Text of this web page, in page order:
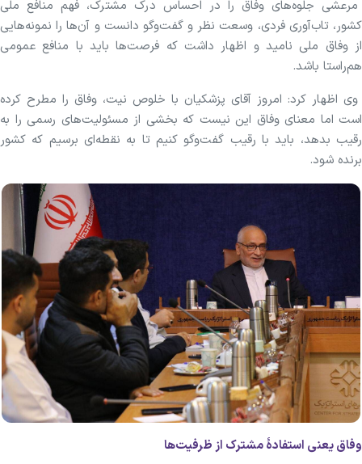
مرعشی جلوه‌های وفاق را در احساس درک مشترک، فهم منافع ملی
کشور، تاب‌آوری فردی، وسعت نظر و گفت‌وگو دانست و آن‌ها را نمونه‌هایی
از وفاق ملی نامید و اظهار داشت که فرصت‌ها باید با منافع عمومی
هم‌راستا باشد.
وی اظهار کرد: امروز آقای پزشکیان با خلوص نیت، وفاق را مطرح کرده
است اما معنای وفاق این نیست که بخشی از مسئولیت‌های رسمی را به
رقیب بدهد، باید با رقیب گفت‌وگو کنیم تا به نقطه‌ای برسیم که کشور
برنده شود.
وفاق یعنی استفادۀ مشترک از ظرفیت‌ها